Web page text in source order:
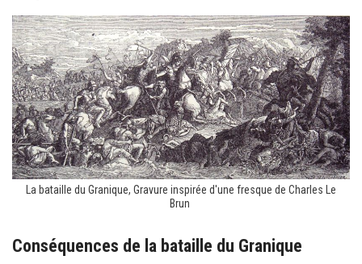
La bataille du Granique, Gravure inspirée d'une fresque de Charles Le
Brun
Conséquences de la bataille du Granique